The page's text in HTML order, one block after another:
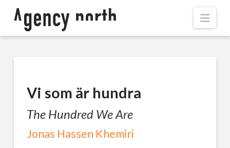
Vi som är hundra
The Hundred We Are
Jonas Hassen Khemiri